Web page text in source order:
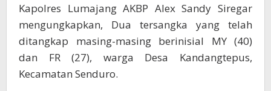
Kapolres Lumajang AKBP Alex Sandy Siregar
mengungkapkan, Dua tersangka yang telah
ditangkap masing-masing berinisial MY (40)
dan FR (27), warga Desa Kandangtepus,
Kecamatan Senduro.